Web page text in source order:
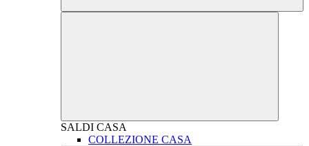
SALDI CASA
COLLEZIONE CASA